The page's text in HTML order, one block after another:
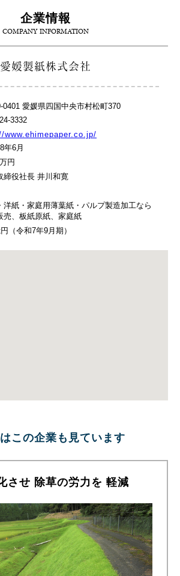
企業情報
COMPANY INFORMATION
愛媛製紙株式会社
0401 愛媛県四国中央市村松町370
3332
www.ehimepaper.co.jp/
年6月
円
締役社長 井川和寛
洋紙・家庭用薄葉紙・パルプ製造加工なら
売、板紙原紙、家庭紙
（令和7年9月期）
この企業も見ています
させ 除草の労力を 軽減